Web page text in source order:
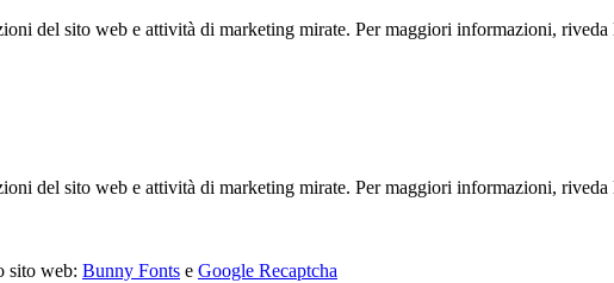
del sito web e attività di marketing mirate. Per maggiori informazioni, riveda
del sito web e attività di marketing mirate. Per maggiori informazioni, riveda
sito web: Bunny Fonts e Google Recaptcha